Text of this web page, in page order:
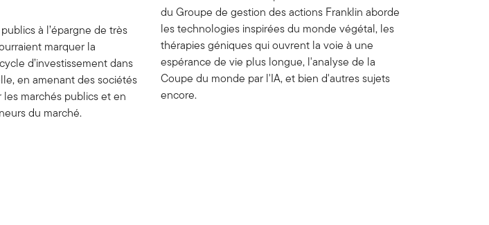
à l’épargne de très
marquer la
d’investissement dans
en amenant des sociétés
marchés publics et en
du marché.
du Groupe de gestion des actions Franklin aborde
les technologies inspirées du monde végétal, les
thérapies géniques qui ouvrent la voie à une
espérance de vie plus longue, l'analyse de la
Coupe du monde par l'IA, et bien d'autres sujets
encore.